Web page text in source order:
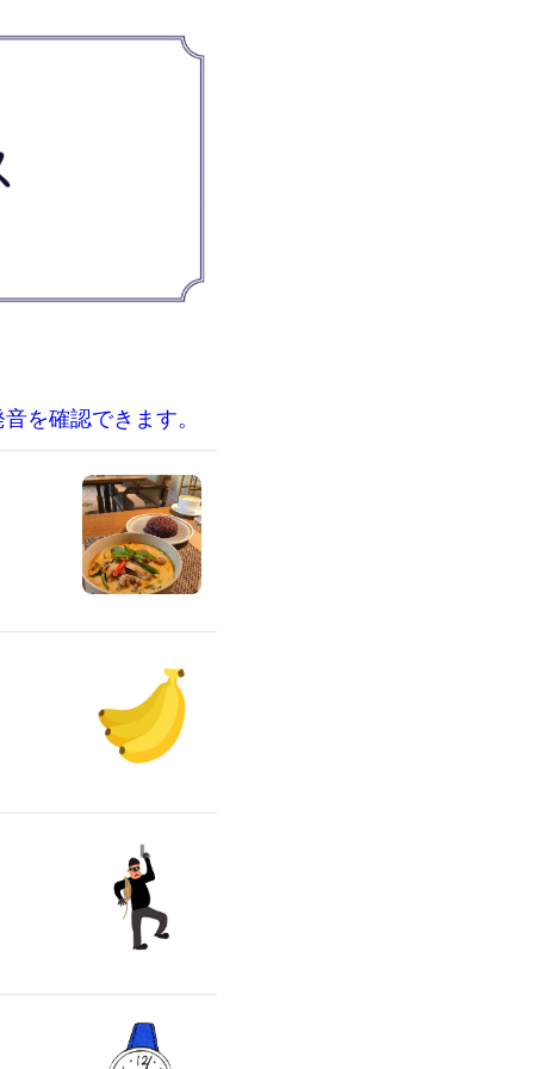
を確認できます。